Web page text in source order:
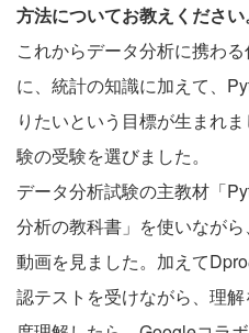
方法についてお教えください
これからデータ分析に携わ
に、統計の知識に加えて、
りたいという目標が生まれ
験の受験を選びました。
データ分析試験の主教材「
分析の教科書」を使いなが
動画を見ました。加えて
認テストを受けながら、理